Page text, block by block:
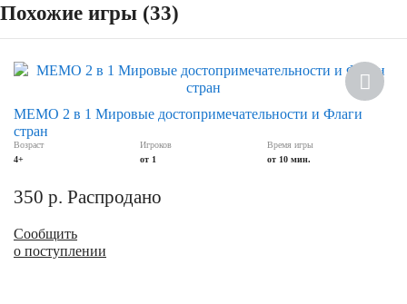
Похожие игры (33)
МЕМО 2 в 1 Мировые достопримечательности и Флаги
стран
Возраст
4+
Игроков
от 1
Время игры
от 10 мин.
350 р. Распродано
Сообщить
о поступлении